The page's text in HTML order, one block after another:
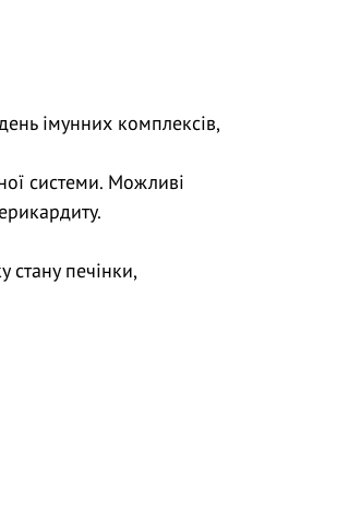
імунних комплексів,
системи. Можливі
стану печінки,